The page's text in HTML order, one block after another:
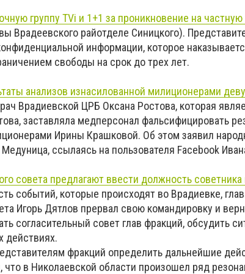
группу TVi и 1+1 за проникновение на
Врадеевского райотделе Синицкого).
информации, которое
свободы на срок до трех лет.
анализов изнасилованной милиционерами
Врадиевской ЦРБ Оксана Ростова, которая
заставляла медперсонал фальсифицировать
Ирины Крашковой. Об этом заявил
ссылаясь на пользователя Facebook
совета предлагают ввести должность
событий, которые происходят во Врадиевке,
Игорь Дятлов прервал свою командировку и
согласительный совет глав фракций, обсудить
действиях.
фракций определить дальнейшие
что в Николаевской области произошел ряд